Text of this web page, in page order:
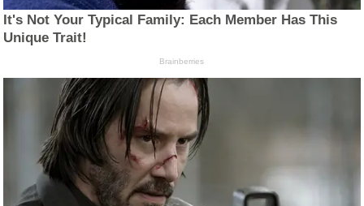
It's Not Your Typical Family: Each Member Has This
Unique Trait!
Brainberries